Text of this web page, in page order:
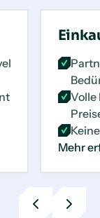
Volle
Mehr
PreviousNext